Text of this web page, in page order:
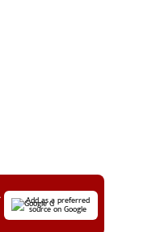
Add as a preferred
source on Google